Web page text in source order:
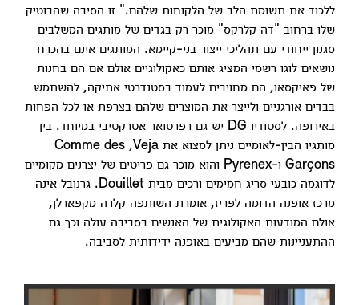
ללכוד את תשומת הלב של הלקוחות שלהם." זו הסיבה שהבוטיק
שלו ברחוב "דה קלרקס" מוכר רק בגדים של מותגים המשלבים
סגנון ייחודי עם תהליכי ייצור בני-קיימא. המותגים אינם בהכרח
נושאים לוגו רשמי המציג אותם כאקולוגיים אולם אם הם בחנות
של פאיקסאו, הם מחויבים לעמוד בסטנדרטי אתיקה, להשתמש
בבדים אורגניים ולייצר את המוצרים שלהם בצרפת או לכל הפחות
באירופה. לסטודיו DG יש גם רפרטואר אטרקטיבי במיוחד. בין
מותגיו הבין-לאומיים ניתן למצוא את Veja‏, Comme des
Garçons ו-Pyrenex והוא מוכר גם פריטים של יצרנים מקומיים
לדוגמה כובעי סריג חמימים ורכים מבית Douillet. גרנובל אינה
מרכז אופנה הדומה לפריז, אומרת השותפה קלרה מקפארלן,
אולם המודעות האקולוגית של האנשים בסביבה עולה וכך גם
ההתעניינות שהם מביעים באופנה ידידותית לסביבה.